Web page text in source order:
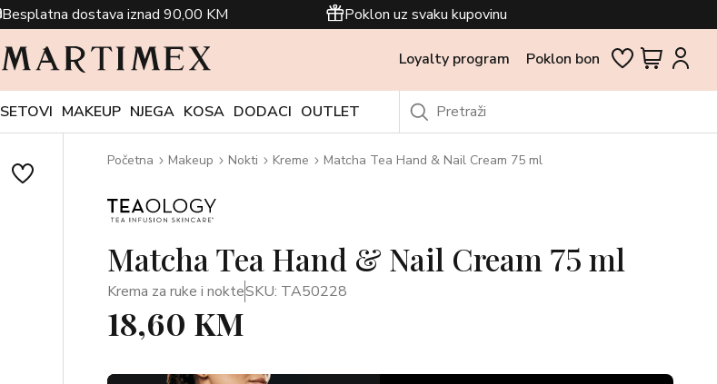
Besplatna dostava iznad 90,00 KM Poklon uz svaku kupovinu
Loyalty program Poklon bon
SETOVI MAKEUP NJEGA KOSA DODACI OUTLET
Početna Makeup Nokti Kreme Matcha Tea Hand & Nail Cream 75 ml
Matcha Tea Hand & Nail Cream 75 ml
Krema za ruke i nokteSKU: TA50228
18,60 KM